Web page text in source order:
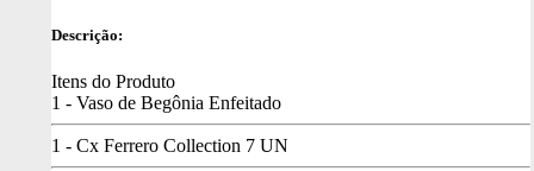
Descrição:
Itens do Produto
1 - Vaso de Begônia Enfeitado
1 - Cx Ferrero Collection 7 UN